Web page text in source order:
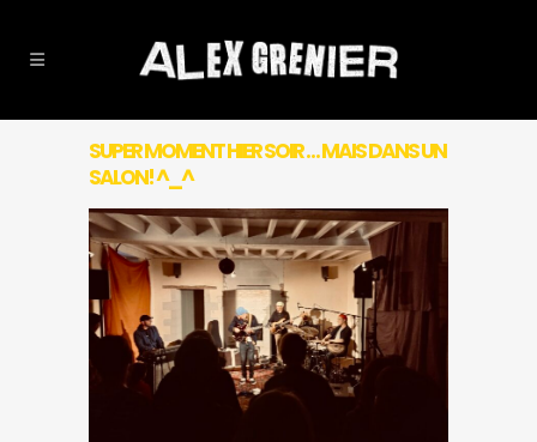
SUPER MOMENT HIER SOIR … MAIS DANS UN
SALON! ^_^